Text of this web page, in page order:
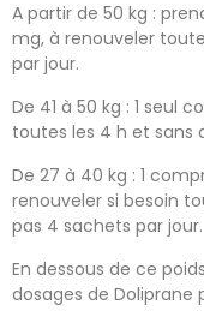
A partir de 50 kg :
mg, à renouveler
par jour.
De 41 à 50 kg : 1 seul
toutes les 4 h et sans
De 27 à 40 kg : 1
renouveler si besoin
pas 4 sachets par jour.
En dessous de ce
dosages de Doliprane